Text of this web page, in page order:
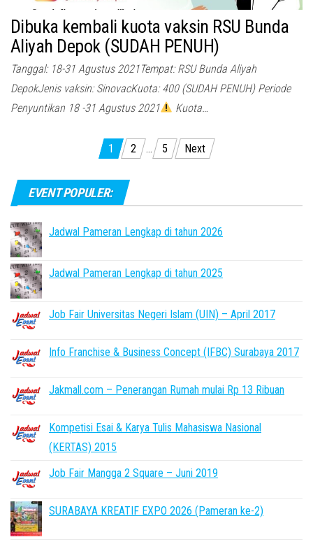
Dibuka kembali kuota vaksin RSU Bunda
Aliyah Depok (SUDAH PENUH)
Tanggal: 18-31 Agustus 2021Tempat: RSU Bunda Aliyah
DepokJenis vaksin: SinovacKuota: 400 (SUDAH PENUH) Periode
Penyuntikan 18 -31 Agustus 2021
Kuota…
1 2 … 5 Next
EVENT POPULER:
Jadwal Pameran Lengkap di tahun 2026
Jadwal Pameran Lengkap di tahun 2025
Job Fair Universitas Negeri Islam (UIN) – April 2017
Info Franchise & Business Concept (IFBC) Surabaya 2017
Jakmall.com – Penerangan Rumah mulai Rp 13 Ribuan
Kompetisi Esai & Karya Tulis Mahasiswa Nasional
(KERTAS) 2015
Job Fair Mangga 2 Square – Juni 2019
SURABAYA KREATIF EXPO 2026 (Pameran ke-2)